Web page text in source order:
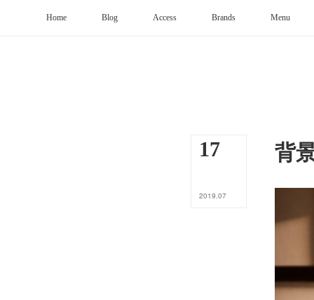
Home Blog Access Brands Menu
17
2019.07
背